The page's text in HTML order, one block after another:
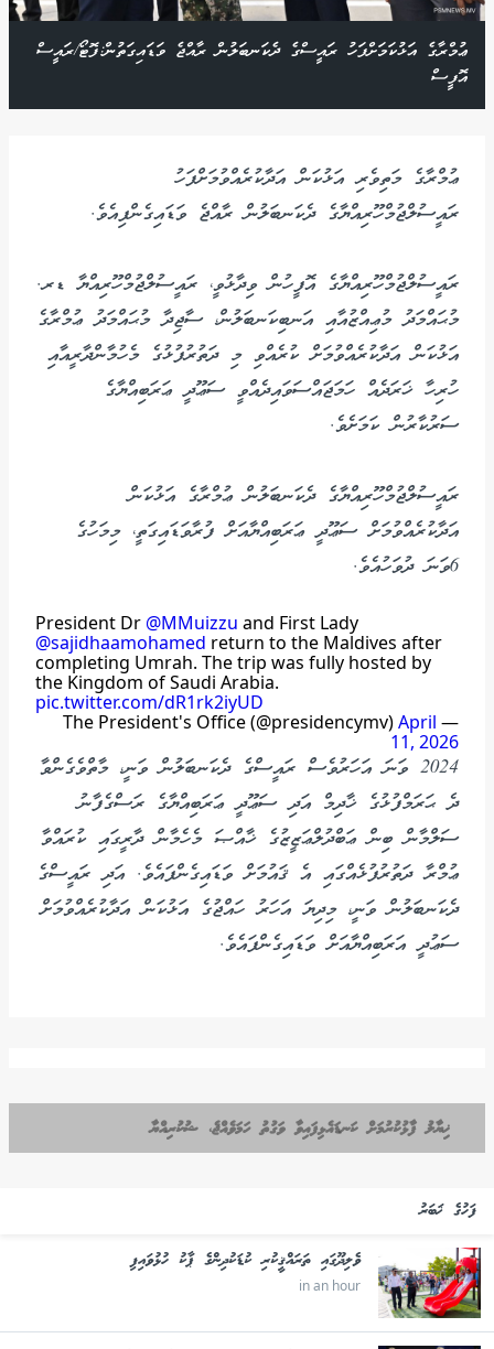
ޢުމްރާގެ އަޅުކަމަށްފަހު ރައީސްގެ ދެކަނބަލުން ރާއްޖެ ވަޑައިގަތުން:ފޮޓޯ/ރައީސް
އޮފީސް
ޢުމްރާގެ މަތިވެރި އަޅުކަން އަދާކުރެއްވުމަށްފަހު
ރައީސުލްޖުމްހޫރިއްޔާގެ ދެކަނބަލުން ރާއްޖެ ވަޑައިގެންފިއެވެ.
ރައީސުލްޖުމްހޫރިއްޔާގެ އޮފީހުން ވިދާޅުވީ، ރައީސުލްޖުމްހޫރިއްޔާ ޑރ.
މުޙައްމަދު މުޢިއްޒުއާއި އަނބިކަނބަލުން، ސާޖިދާ މުޙައްމަދު ޢުމްރާގެ
އަޅުކަން އަދާކުރެއްވުމަށް ކުރެއްވި މި ދަތުރުފުޅުގެ މެހުމާންދާރީއާއި
ހުރިހާ ޚަރަދެއް ހަމަޖައްސަވައިދެއްވީ ސަޢޫދީ ޢަރަބިއްޔާގެ
ސަރުކާރުން ކަމަށެވެ.
ރައީސުލްޖުމްހޫރިއްޔާގެ ދެކަނބަލުން ޢުމްރާގެ އަޅުކަން
އަދާކުރެއްވުމަށް ސަޢޫދީ ޢަރަބިއްޔާއަށް ފުރާވަޑައިގަތީ، މިމަހުގެ
6ވަނަ ދުވަހުއެވެ.
President Dr @MMuizzu and First Lady
@sajidhaamohamed return to the Maldives after
completing Umrah. The trip was fully hosted by
the Kingdom of Saudi Arabia.
pic.twitter.com/dR1rk2iyUD
— The President's Office (@presidencymv)
April
11, 2026
2024 ވަނަ އަހަރުވެސް ރައީސްގެ ދެކަނބަލުން ވަނީ، މާތްވެގެންވާ
ދެ ޙަރަމްފުޅުގެ ޚާދިމް އަދި ސަޢޫދީ ޢަރަބިއްޔާގެ ރަސްގެފާނު
ސަލްމާން ބިން ޢަބްދުލްޢަޒީޒުގެ ޚާއްޞަ މެހެމާން ދާރީގައި ކުރައްވާ
ޢުމްރާ ދަތުރުފުޅެއްގައި އެ ޤައުމަށް ވަޑައިގެންފައެވެ. އަދި ރައީސްގެ
ދެކަނބަލުން ވަނީ، މިދިޔަ އަހަރު ހައްޖުގެ އަޅުކަން އަދާކުރެއްވުމަށް
ސަޢުދީ އަރަބިއްޔާއަށް ވަޑައިގެންފައެވެ.
ޚިޔާލު ފާޅުކުރުމަށް ކަނޑައެޅިފައިވާ ވަގުތު ހަމަވެއްޖެ، ޝުކުރިއްޔާ
ފަހުގެ ޚަބަރު
ވެލިދޫގައި ތަރައްޤީކުރި ކުޑަކުދިންގެ ޕާކު ހުޅުވައިފި
in an hour